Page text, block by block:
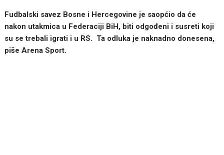
Fudbalski savez Bosne i Hercegovine je saopćio da će
nakon utakmica u Federaciji BiH, biti odgođeni i susreti koji
su se trebali igrati i u RS. Ta odluka je naknadno donesena,
piše Arena Sport.